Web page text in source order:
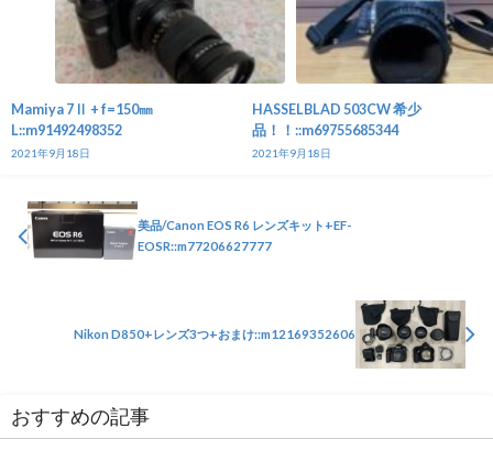
Mamiya 7Ⅱ + f=150㎜
L::m91492498352
2021年9月18日
HASSELBLAD 503CW 希少
品！！::m69755685344
2021年9月18日
美品/Canon EOS R6 レンズキット+EF-
EOSR::m77206627777
Nikon D850+レンズ3つ+おまけ::m12169352606
おすすめの記事